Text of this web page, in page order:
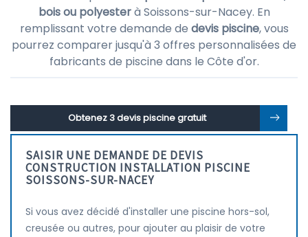
bois ou polyesterà Soissons-sur-Nacey. En
remplissant votre demande de devis piscine, vous
pourrez comparer jusqu'à 3 offres personnalisées de
fabricants de piscine dans le Côte d'or.
Obtenez 3 devis piscine gratuit
SAISIR UNE DEMANDE DE DEVIS
CONSTRUCTION INSTALLATION PISCINE
SOISSONS-SUR-NACEY
Si vous avez décidé d'installer une piscine hors-sol,
creusée ou autres, pour ajouter au plaisir de votre